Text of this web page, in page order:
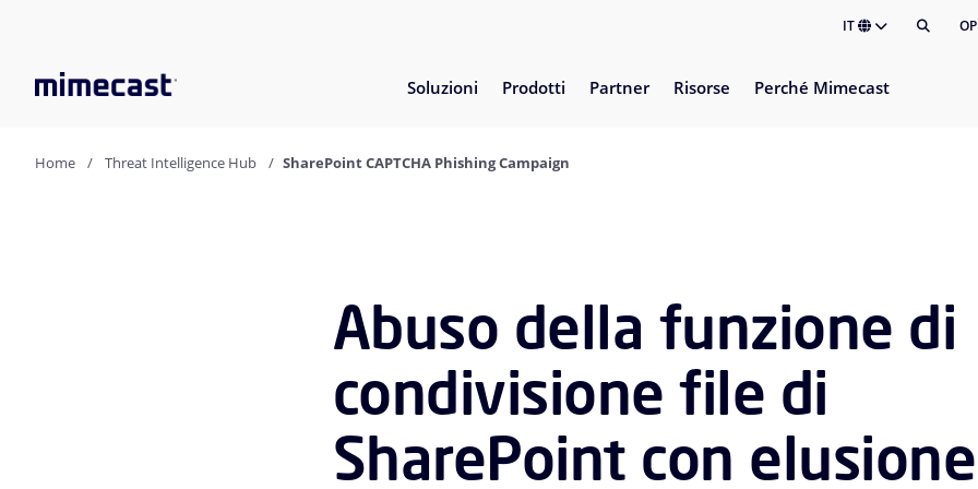
IT
Soluzioni Prodotti Partner Risorse Perché Mimecast
Home Threat Intelligence Hub SharePoint CAPTCHA Phishing Campaign
Abuso della funzione di
condivisione file di
SharePoint con